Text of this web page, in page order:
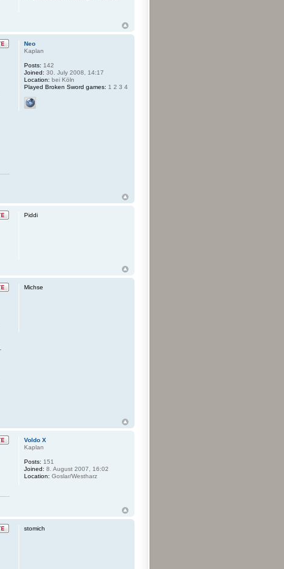
Neo
Kaplan
Posts: 142
Joined: 30. July 2008, 14:17
Location: bei Köln
Played Broken Sword games: 1 2 3 4
Piddi
Michse
Voldo X
Kaplan
Posts: 151
Joined: 8. August 2007, 16:02
Location: Goslar/Westharz
stomich